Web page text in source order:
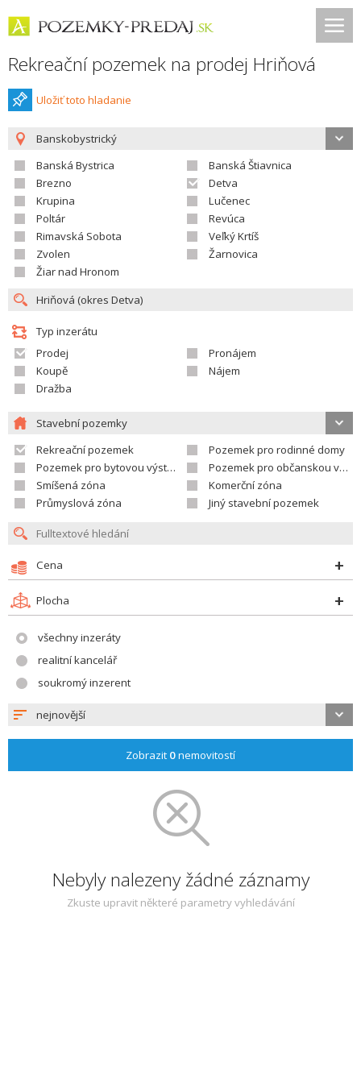
Rekreační pozemek na prodej Hriňová
Uložiť toto hladanie
Banskobystrický
Banská Bystrica
Banská Štiavnica
Brezno
Detva
Krupina
Lučenec
Poltár
Revúca
Rimavská Sobota
Veľký Krtíš
Zvolen
Žarnovica
Žiar nad Hronom
Typ inzerátu
Prodej
Pronájem
Koupě
Nájem
Dražba
Stavební pozemky
Rekreační pozemek
Pozemek pro rodinné domy
Pozemek pro bytovou výstavbu
Pozemek pro občanskou vybavenost
Smíšená zóna
Komerční zóna
Průmyslová zóna
Jiný stavební pozemek
Cena
Plocha
všechny inzeráty
realitní kancelář
soukromý inzerent
nejnovější
Zobrazit 0nemovitostí
Nebyly nalezeny žádné záznamy
Zkuste upravit některé parametry vyhledávání